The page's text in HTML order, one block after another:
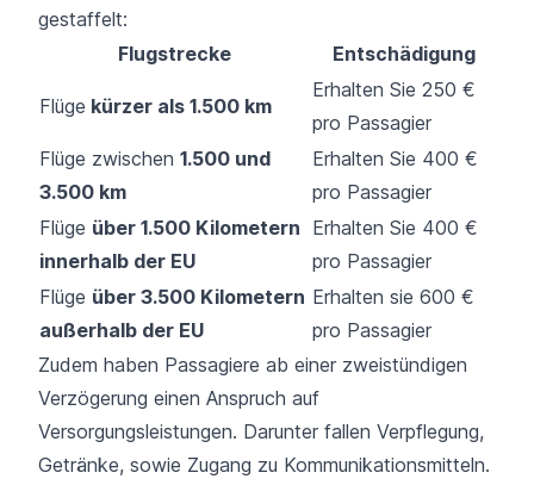
gestaffelt:
Flugstrecke
Entschädigung
Flüge kürzer als 1.500 km
Erhalten Sie 250 €
pro Passagier
Flüge zwischen 1.500 und
3.500 km
Erhalten Sie 400 €
pro Passagier
Flüge über 1.500 Kilometern
innerhalb der EU
Erhalten Sie 400 €
pro Passagier
Flüge über 3.500 Kilometern
außerhalb der EU
Erhalten sie 600 €
pro Passagier
Zudem haben Passagiere ab einer zweistündigen
Verzögerung einen Anspruch auf
Versorgungsleistungen. Darunter fallen Verpflegung,
Getränke, sowie Zugang zu Kommunikationsmitteln.